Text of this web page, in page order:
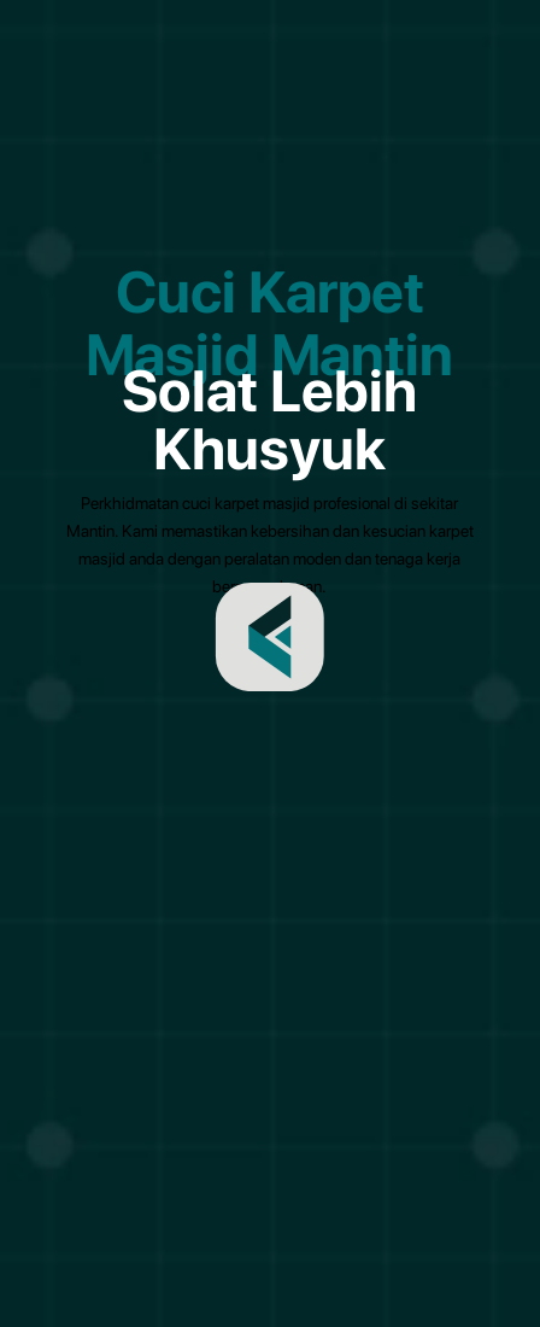
Cuci Karpet
Masjid Mantin
Solat Lebih
Khusyuk
Perkhidmatan cuci karpet masjid profesional di sekitar
Mantin. Kami memastikan kebersihan dan kesucian karpet
masjid anda dengan peralatan moden dan tenaga kerja
berpengalaman.